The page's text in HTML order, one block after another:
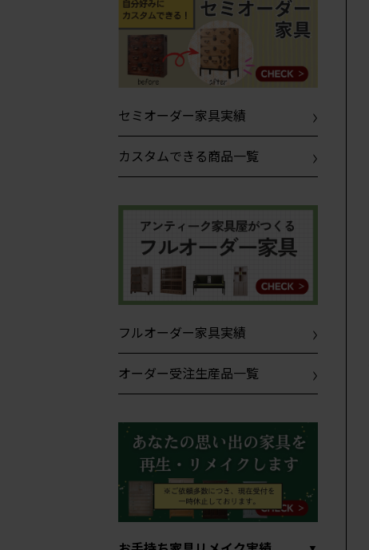
セミオーダー家具実績
カスタムできる商品一覧
フルオーダー家具実績
オーダー受注生産品一覧